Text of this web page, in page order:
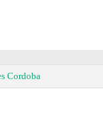
Cordoba